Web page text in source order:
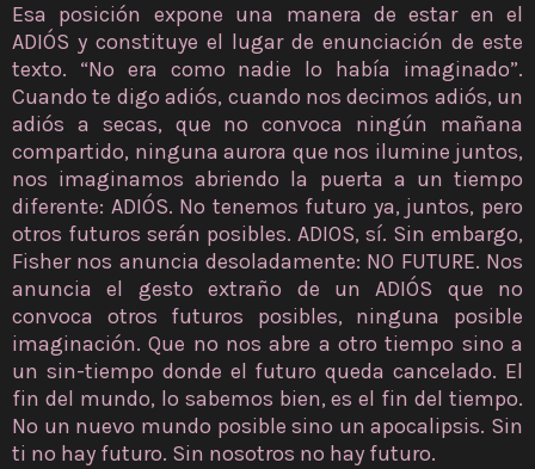
Esa posición expone una manera de estar en el
ADIÓS y constituye el lugar de enunciación de este
texto. “No era como nadie lo había imaginado”.
Cuando te digo adiós, cuando nos decimos adiós, un
adiós a secas, que no convoca ningún mañana
compartido, ninguna aurora que nos ilumine juntos,
nos imaginamos abriendo la puerta a un tiempo
diferente: ADIÓS. No tenemos futuro ya, juntos, pero
otros futuros serán posibles. ADIOS, sí. Sin embargo,
Fisher nos anuncia desoladamente: NO FUTURE. Nos
anuncia el gesto extraño de un ADIÓS que no
convoca otros futuros posibles, ninguna posible
imaginación. Que no nos abre a otro tiempo sino a
un sin-tiempo donde el futuro queda cancelado. El
fin del mundo, lo sabemos bien, es el fin del tiempo.
No un nuevo mundo posible sino un apocalipsis. Sin
ti no hay futuro. Sin nosotros no hay futuro.